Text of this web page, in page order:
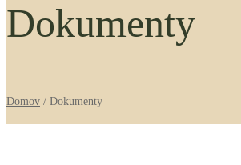
Dokumenty
Domov / Dokumenty